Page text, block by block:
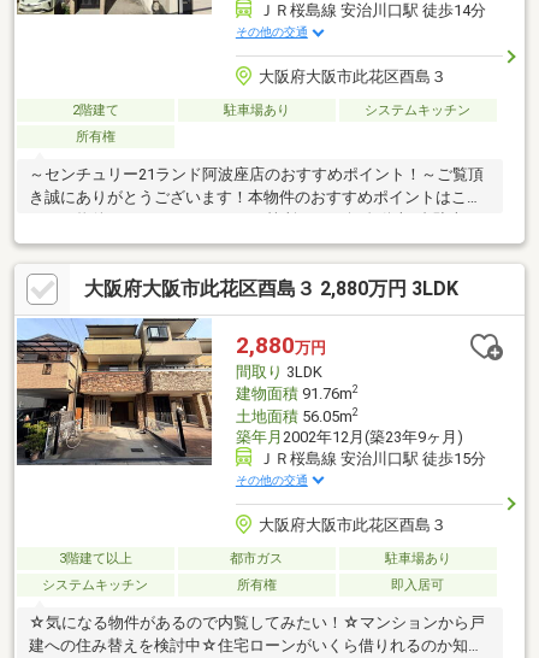
ＪＲ桜島線 安治川口駅 徒歩14分
その他の交通
大阪府大阪市此花区酉島３
2階建て 駐車場あり
システムキッチン
所有権
～センチュリー21ランド阿波座店のおすすめポイント！～ご覧頂
き誠にありがとうございます！本物件のおすすめポイントはこち
能（車種による制限あり）●2024年4月末リフォーム完成（リフォ
ーム内容）クロス張替・床CF張替・床鳴り補修・2階間取り変
更・防蟻処理・ハウスクリーニング等＜立地＞●ＪＲ桜島線「安
治川口」駅より徒歩14分お気軽にお問い合わせください！
大阪府大阪市此花区酉島３ 2,880万円 3LDK
2,880万円
間取り 3LDK
建物面積91.76m2
土地面積56.05m2
築年月 2002年12月(築23年9ヶ月)
ＪＲ桜島線 安治川口駅 徒歩15分
その他の交通
大阪府大阪市此花区酉島３
3階建て以上 都市ガス
駐車場あり
システムキッチン
所有権 即入居可
☆気になる物件があるので内覧してみたい！☆マンションから戸
建への住み替えを検討中☆住宅ローンがいくら借りれるのか知り